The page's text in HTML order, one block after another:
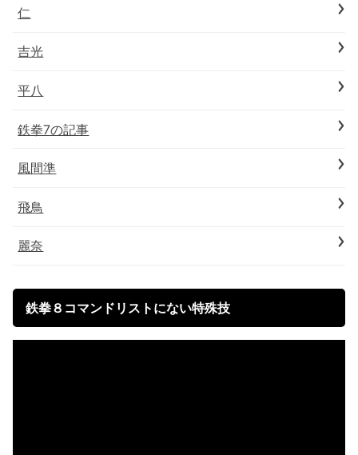
仁
吉光
平八
鉄拳7の記事
風間準
飛鳥
麗奈
鉄拳８コマンドリストにない特殊技